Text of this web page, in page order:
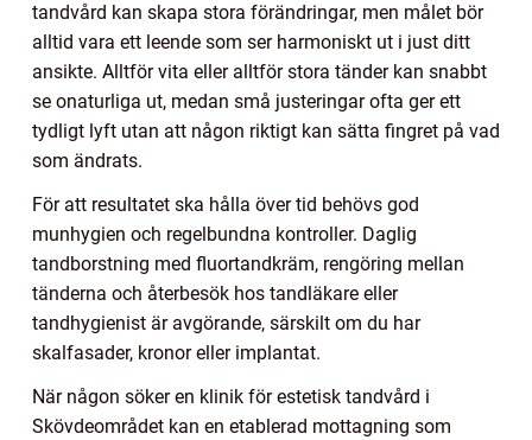
tandvård kan skapa stora förändringar, men målet bör
alltid vara ett leende som ser harmoniskt ut i just ditt
ansikte. Alltför vita eller alltför stora tänder kan snabbt
se onaturliga ut, medan små justeringar ofta ger ett
tydligt lyft utan att någon riktigt kan sätta fingret på vad
som ändrats.
För att resultatet ska hålla över tid behövs god
munhygien och regelbundna kontroller. Daglig
tandborstning med fluortandkräm, rengöring mellan
tänderna och återbesök hos tandläkare eller
tandhygienist är avgörande, särskilt om du har
skalfasader, kronor eller implantat.
När någon söker en klinik för estetisk tandvård i
Skövdeområdet kan en etablerad mottagning som